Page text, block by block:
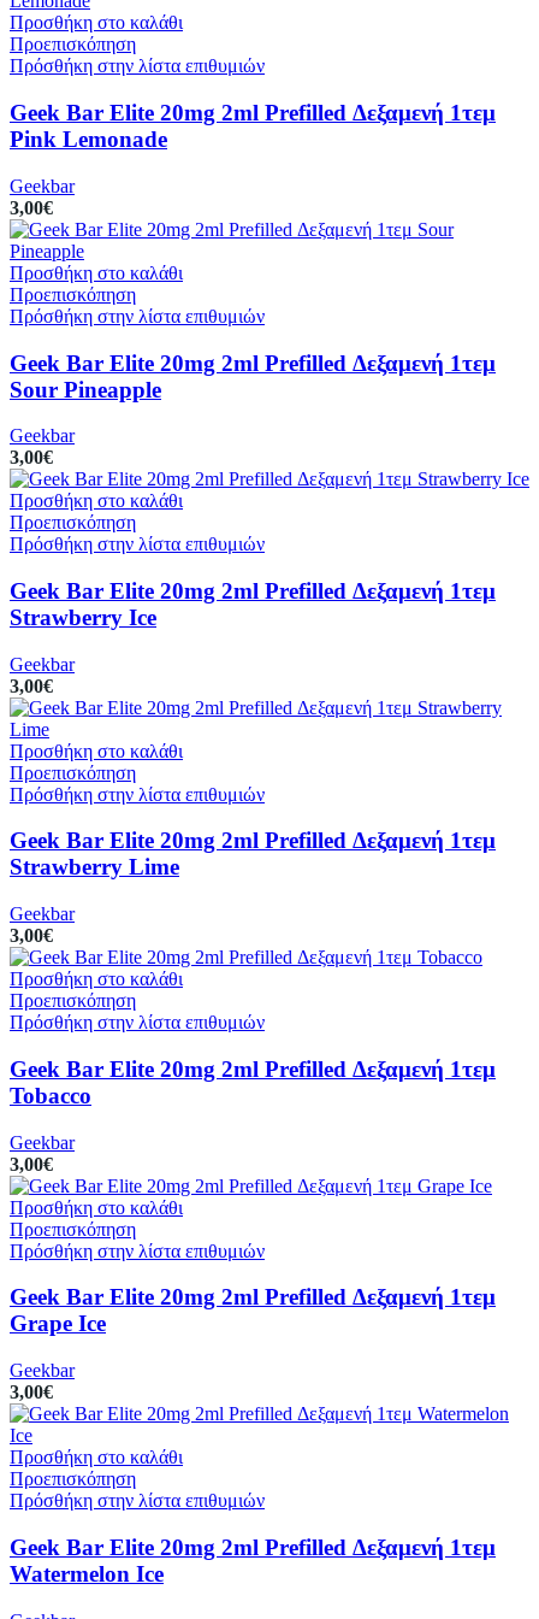
Προσθήκη στο καλάθι
Προεπισκόπηση
Πρόσθήκη στην λίστα επιθυμιών
Geek Bar Elite 20mg 2ml Prefilled Δεξαμενή 1τεμ
Pink Lemonade
Geekbar
3,00€
Προσθήκη στο καλάθι
Προεπισκόπηση
Πρόσθήκη στην λίστα επιθυμιών
Geek Bar Elite 20mg 2ml Prefilled Δεξαμενή 1τεμ
Sour Pineapple
Geekbar
3,00€
Προσθήκη στο καλάθι
Προεπισκόπηση
Πρόσθήκη στην λίστα επιθυμιών
Geek Bar Elite 20mg 2ml Prefilled Δεξαμενή 1τεμ
Strawberry Ice
Geekbar
3,00€
Προσθήκη στο καλάθι
Προεπισκόπηση
Πρόσθήκη στην λίστα επιθυμιών
Geek Bar Elite 20mg 2ml Prefilled Δεξαμενή 1τεμ
Strawberry Lime
Geekbar
3,00€
Προσθήκη στο καλάθι
Προεπισκόπηση
Πρόσθήκη στην λίστα επιθυμιών
Geek Bar Elite 20mg 2ml Prefilled Δεξαμενή 1τεμ
Tobacco
Geekbar
3,00€
Προσθήκη στο καλάθι
Προεπισκόπηση
Πρόσθήκη στην λίστα επιθυμιών
Geek Bar Elite 20mg 2ml Prefilled Δεξαμενή 1τεμ
Grape Ice
Geekbar
3,00€
Προσθήκη στο καλάθι
Προεπισκόπηση
Πρόσθήκη στην λίστα επιθυμιών
Geek Bar Elite 20mg 2ml Prefilled Δεξαμενή 1τεμ
Watermelon Ice